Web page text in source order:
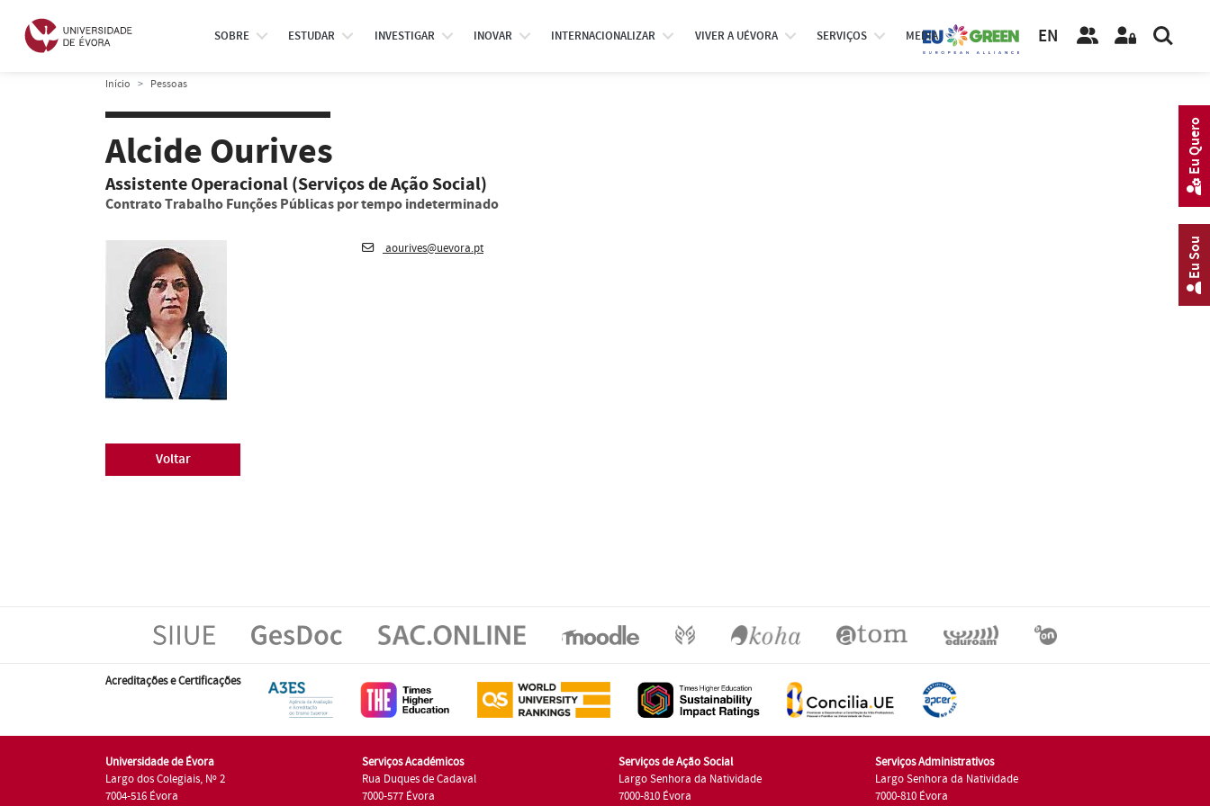
SOBRE ESTUDAR INVESTIGAR INOVAR INTERNACIONALIZAR VIVER A UÉVORA SERVIÇOS MEDIA EN
Início Pessoas
Alcide Ourives
Assistente Operacional (Serviços de Ação Social)
Contrato Trabalho Funções Públicas por tempo indeterminado
aourives@uevora.pt
Voltar
Acreditações e Certificações
Universidade de Évora
Largo dos Colegiais, Nº 2
7004-516 Évora
Serviços Académicos
Rua Duques de Cadaval
7000-577 Évora
Serviços de Ação Social
Largo Senhora da Natividade
7000-810 Évora
Serviços Administrativos
Largo Senhora da Natividade
7000-810 Évora
Eu Sou
Eu Quero